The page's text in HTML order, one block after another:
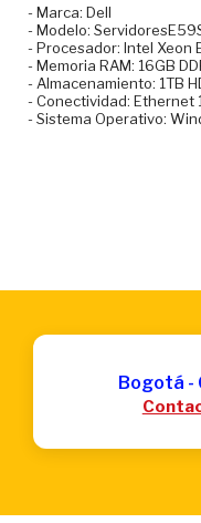
- Marca: Dell
- Modelo:
- Procesador: Intel Xeon
- Memoria RAM: 16GB
- Almacenamiento: 1TB
- Conectividad: Ethernet
- Sistema Operativo:
Bogotá -